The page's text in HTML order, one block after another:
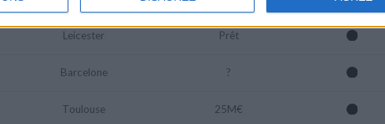
Leicester Prêt
Barcelone ?
Toulouse 25M€